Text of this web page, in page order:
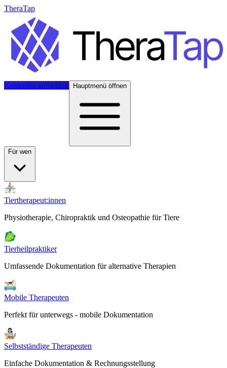
TheraTap
Kostenlos anmelden Hauptmenü öffnen
Für wen
Tiertherapeut:innen
Physiotherapie, Chiropraktik und Osteopathie für Tiere
Tierheilpraktiker
Umfassende Dokumentation für alternative Therapien
Mobile Therapeuten
Perfekt für unterwegs - mobile Dokumentation
Selbstständige Therapeuten
Einfache Dokumentation & Rechnungsstellung